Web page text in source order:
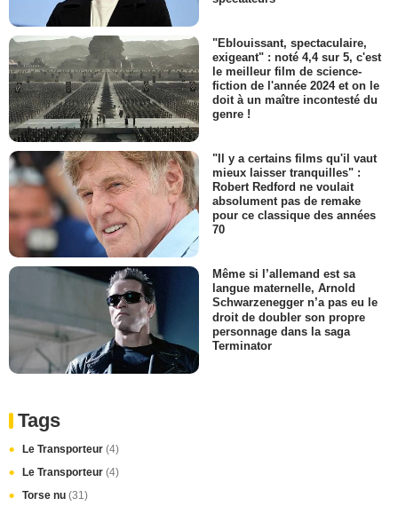
"Eblouissant, spectaculaire,
exigeant" : noté 4,4 sur 5, c'est
le meilleur film de science-
fiction de l'année 2024 et on le
doit à un maître incontesté du
genre !
"Il y a certains films qu'il vaut
mieux laisser tranquilles" :
Robert Redford ne voulait
absolument pas de remake
pour ce classique des années
70
Même si l’allemand est sa
langue maternelle, Arnold
Schwarzenegger n’a pas eu le
droit de doubler son propre
personnage dans la saga
Terminator
Tags
Le Transporteur (4)
Le Transporteur (4)
Torse nu (31)